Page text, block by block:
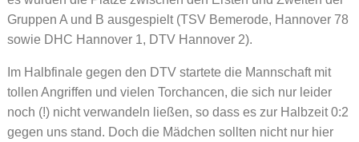
Gruppen A und B ausgespielt (TSV Bemerode, Hannover 78
sowie DHC Hannover 1, DTV Hannover 2).
Im Halbfinale gegen den DTV startete die Mannschaft mit
tollen Angriffen und vielen Torchancen, die sich nur leider
noch (!) nicht verwandeln ließen, so dass es zur Halbzeit 0:2
gegen uns stand. Doch die Mädchen sollten nicht nur hier